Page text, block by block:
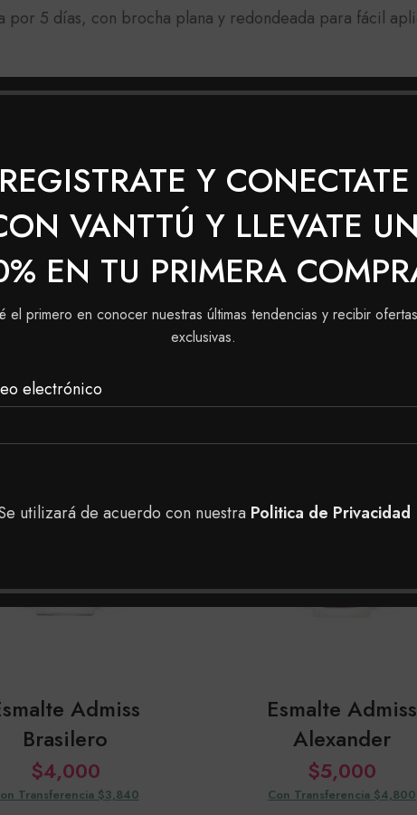
REGISTRATE Y CONECTATE
VANTTÚ Y LLEVATE UN
EN TU PRIMERA
el primero en conocer nuestras últimas tendencias y recibir ofertas
exclusivas.
electrónico
utilizará de acuerdo con nuestra Politica de Privacidad
por 5 días, con brocha plana y redondeada para fácil
Resina de Formaldehido, Dibutil Ftalato y Alcanfor
Admiss
Brasilero
$4,000
Transferencia $3,840
Esmalte Admiss
Alexander
$5,000
Con Transferencia $4,800